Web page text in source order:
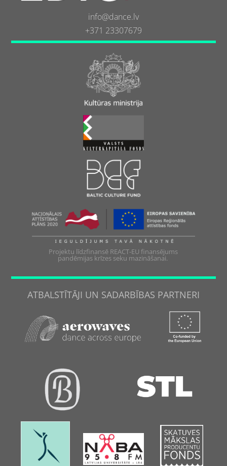
info@dance.lv
+371 23307679
Projektu līdzfinansē REACT-EU finansējums
pandēmijas krīzes seku mazināšanai.
ATBALSTĪTĀJI UN SADARBĪBAS PARTNERI